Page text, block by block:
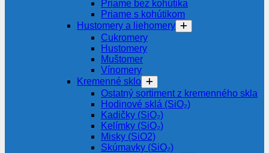
Priame bez kohútika
Priame s kohútikom
Hustomery a liehomery
Cukromery
Hustomery
Muštomer
Vínomery
Kremenné sklo
Ostatný sortiment z kremenného skla
Hodinové sklá (SiO₂)
Kadičky (SiO₂)
Kelímky (SiO₂)
Misky (SiO2)
Skúmavky (SiO₂)